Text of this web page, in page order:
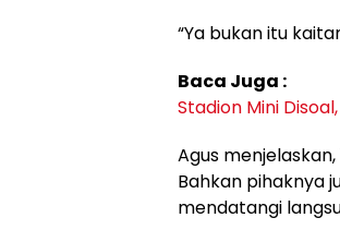
“Ya bukan itu
Baca Juga :
Stadion Mini
Agus
Bahkan pihaknya
mendatangi